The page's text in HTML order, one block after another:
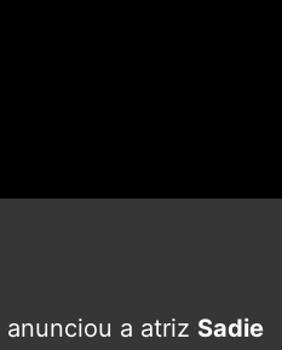
anunciou a atriz Sadie